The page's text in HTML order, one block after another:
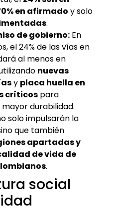
en afirmado y solo
.
de gobierno: En
el 24% de las vías en
al menos en
nuevas
y placa huella en
críticos para
durabilidad.
solo impulsarán la
que también
apartadas y
de vida de
.
social